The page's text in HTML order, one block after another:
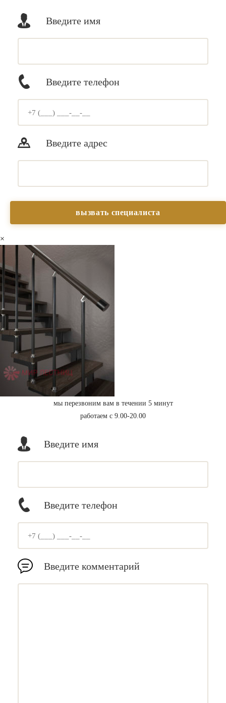
Введите имя
Введите телефон
Введите адрес
×
мы перезвоним вам в течении 5 минут
работаем с 9.00-20.00
Введите имя
Введите телефон
Введите комментарий